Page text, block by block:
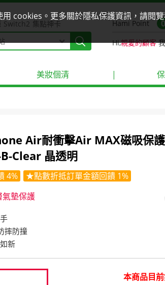
cookies。更多關於隱私保護資訊，請閱
Switch2 集點神卡 Hami Point 0
Hi,親愛的顧客
美妝個清 |
Air耐衝擊Air MAX磁吸保
Clear 晶透明
4%
★點數折抵訂單金額回饋 1%
墊保護
摔防撞
新
本商品目